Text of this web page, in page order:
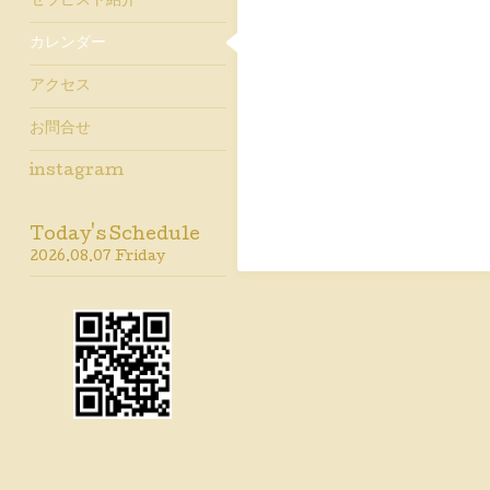
カレンダー
アクセス
お問合せ
instagram
Today's Schedule
2026.08.07 Friday